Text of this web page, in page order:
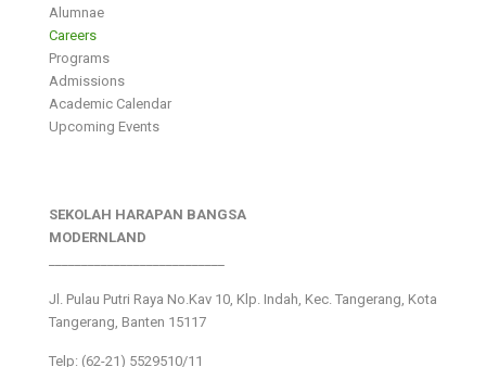
Alumnae
Careers
Programs
Admissions
Academic Calendar
Upcoming Events
SEKOLAH HARAPAN BANGSA
MODERNLAND
Jl. Pulau Putri Raya No.Kav 10, Klp. Indah, Kec. Tangerang, Kota
Tangerang, Banten 15117
Telp: (62-21) 5529510/11